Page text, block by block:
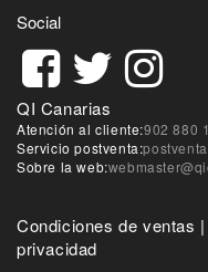
Social
QI Canarias
Atención al cliente:902 880
Servicio postventa:
Sobre la web:
Condiciones de ventas
privacidad